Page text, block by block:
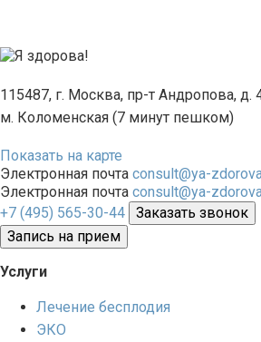
115487, г. Москва, пр-т Андропова, д.
м. Коломенская (7 минут пешком)
Показать на карте
Электронная почта consult@ya-
Электронная почта consult@ya-
+7 (495) 565-30-44
Заказать звонок
Запись на прием
Услуги
Лечение бесплодия
ЭКО